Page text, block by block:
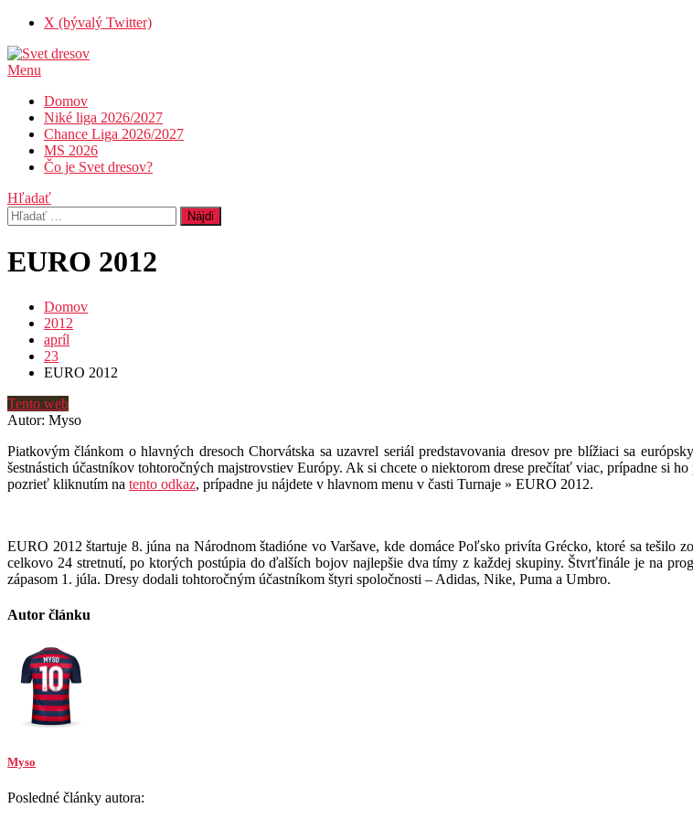
Skip
Content
X (bývalý Twitter)
Menu
Domov
Niké liga 2026/2027
Chance Liga 2026/2027
MS 2026
Čo je Svet dresov?
Hľadať
Hľadať:
EURO 2012
Domov
2012
apríl
23
EURO 2012
Tento web
Autor: Myso
Piatkovým článkom o hlavných dresoch Chorvátska sa uzavrel seriál predstavovania dresov pre blížiaci sa
šestnástich účastníkov tohtoročných majstrovstiev Európy. Ak si chcete o niektorom drese prečítať viac, prípadne si
pozrieť kliknutím na tento odkaz, prípadne ju nájdete v hlavnom menu v časti Turnaje » EURO 2012.
EURO 2012 štartuje 8. júna na Národnom štadióne vo Varšave, kde domáce Poľsko privíta Grécko, ktoré sa tešilo
celkovo 24 stretnutí, po ktorých postúpia do ďalších bojov najlepšie dva tímy z každej skupiny. Štvrťfinále je na
zápasom 1. júla. Dresy dodali tohtoročným účastníkom štyri spoločnosti – Adidas, Nike, Puma a Umbro.
Autor článku
Myso
Posledné články autora: